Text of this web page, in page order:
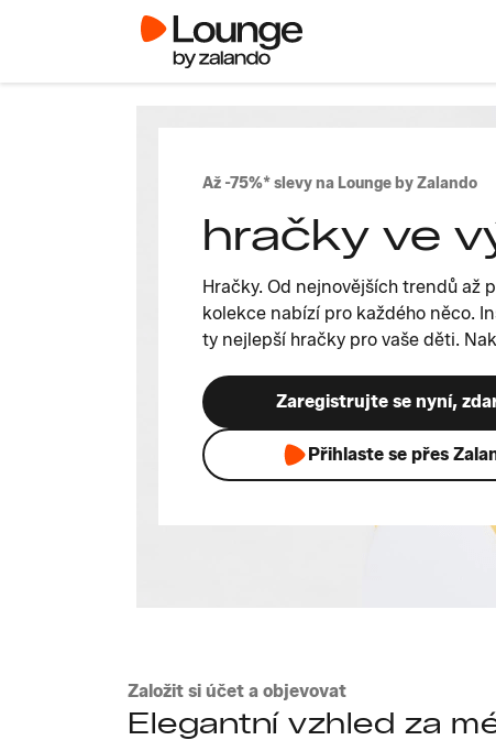
Až -75%* slevy na Lounge by Zalando
hračky ve
Hračky. Od nejnovějších trendů až
kolekce nabízí pro každého něco.
ty nejlepší hračky pro vaše děti.
Zaregistrujte se nyní,
Přihlaste se přes
Založit si účet a objevovat
Elegantní vzhled za